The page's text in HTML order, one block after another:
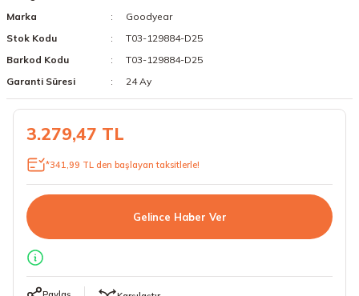
19 Lastikler
20 Lastikler
23 Lastikler
Marka
Goodyear
Stok Kodu
T03-129884-D25
Barkod Kodu
T03-129884-D25
Garanti Süresi
24 Ay
3.279,47 TL
*341,99 TL den başlayan taksitlerle!
Gelince Haber Ver